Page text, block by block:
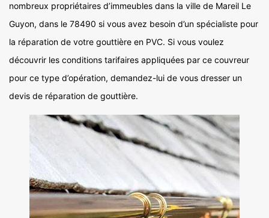
nombreux propriétaires d’immeubles dans la ville de Mareil Le
Guyon, dans le 78490 si vous avez besoin d’un spécialiste pour
la réparation de votre gouttière en PVC. Si vous voulez
découvrir les conditions tarifaires appliquées par ce couvreur
pour ce type d’opération, demandez-lui de vous dresser un
devis de réparation de gouttière.